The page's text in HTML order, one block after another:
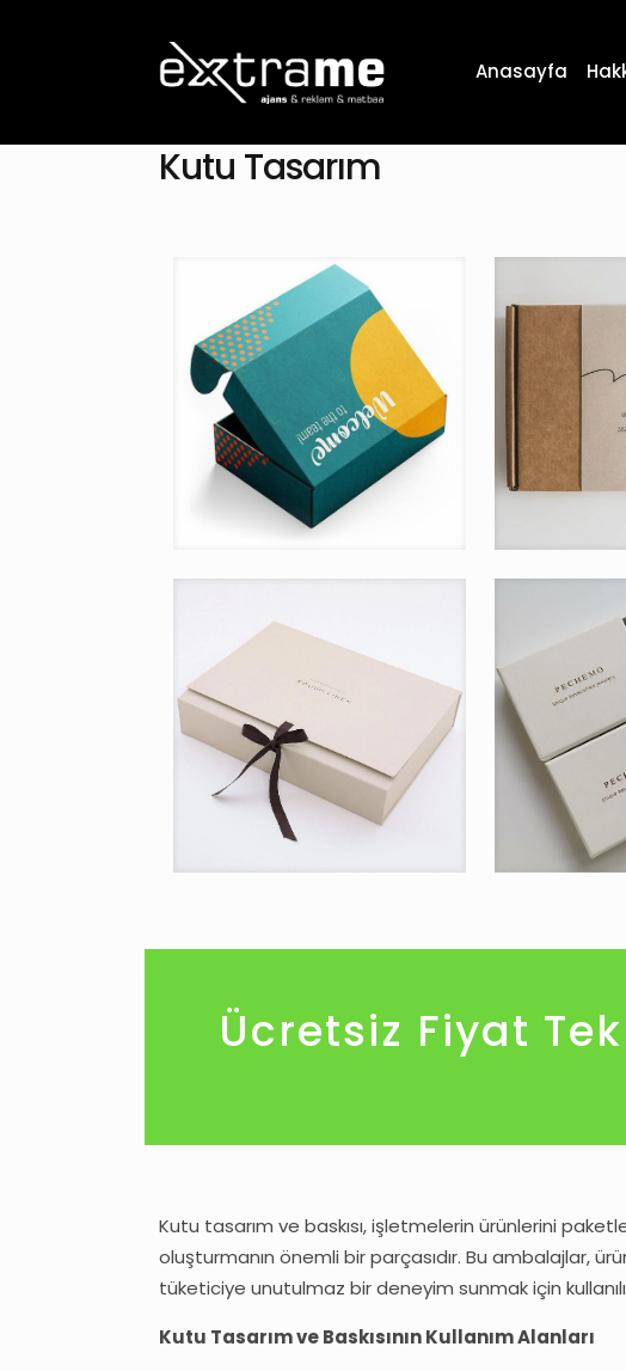
Anasayfa
Kutu Tasarım
Ücretsiz Fiyat
Kutu tasarım ve baskısı, işletmelerin ürünlerini
oluşturmanın önemli bir parçasıdır. Bu ambalajlar,
tüketiciye unutulmaz bir deneyim sunmak için
Kutu Tasarım ve Baskısının Kullanım Alanları